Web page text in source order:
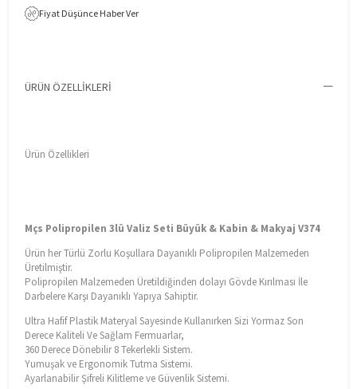
Fiyat Düşünce Haber Ver
ÜRÜN ÖZELLIKLERI
Ürün Özellikleri
Mçs Polipropilen 3lü Valiz Seti Büyük & Kabin & Makyaj V374
Ürün her Türlü Zorlu Koşullara Dayanıklı Polipropilen Malzemeden
Üretilmiştir.
Polipropilen Malzemeden Üretildiğinden dolayı Gövde Kırılması İle
Darbelere Karşı Dayanıklı Yapıya Sahiptir.
Ultra Hafif Plastik Materyal Sayesinde Kullanırken Sizi Yormaz Son
Derece Kaliteli Ve Sağlam Fermuarlar,
360 Derece Dönebilir 8 Tekerlekli Sistem.
Yumuşak ve Ergonomik Tutma Sistemi.
Ayarlanabilir Şifreli Kilitleme ve Güvenlik Sistemi.